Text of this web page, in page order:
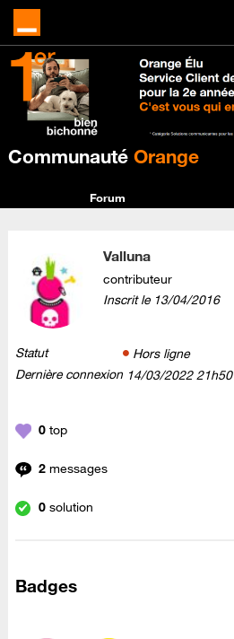
Communauté Orange
Forum
Valluna
contributeur
Inscrit le ‎13/04/2016
Statut
Hors ligne
Dernière connexion ‎14/03/2022 21h50
0 top
2 messages
0 solution
Badges